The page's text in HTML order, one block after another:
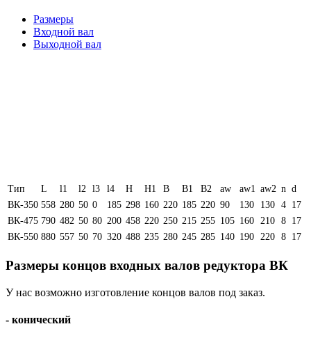
Размеры
Входной вал
Выходной вал
Тип L l1 l2 l3 l4 H H1 B B1 B2 aw aw1 aw2 n d
ВК-350 558 280 50 0 185 298 160 220 185 220 90 130 130 4 17
ВК-475 790 482 50 80 200 458 220 250 215 255 105 160 210 8 17
ВК-550 880 557 50 70 320 488 235 280 245 285 140 190 220 8 17
Размеры концов входных валов редуктора ВК
У нас возможно изготовление концов валов под заказ.
- конический